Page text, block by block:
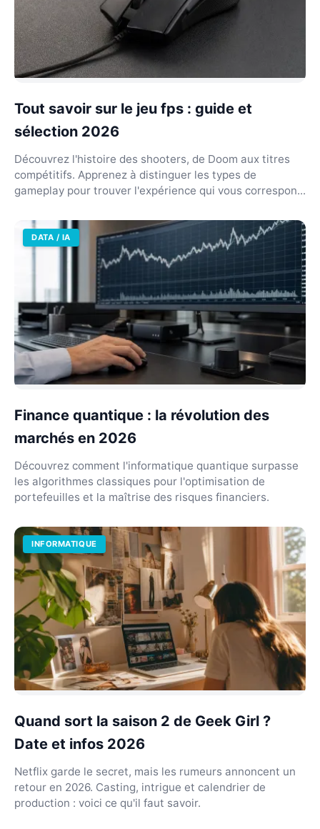
Tout savoir sur le jeu fps : guide et
sélection 2026
Découvrez l'histoire des shooters, de Doom aux titres
compétitifs. Apprenez à distinguer les types de
gameplay pour trouver l'expérience qui vous correspon...
DATA / IA
Finance quantique : la révolution des
marchés en 2026
Découvrez comment l'informatique quantique surpasse
les algorithmes classiques pour l'optimisation de
portefeuilles et la maîtrise des risques financiers.
INFORMATIQUE
Quand sort la saison 2 de Geek Girl ?
Date et infos 2026
Netflix garde le secret, mais les rumeurs annoncent un
retour en 2026. Casting, intrigue et calendrier de
production : voici ce qu'il faut savoir.